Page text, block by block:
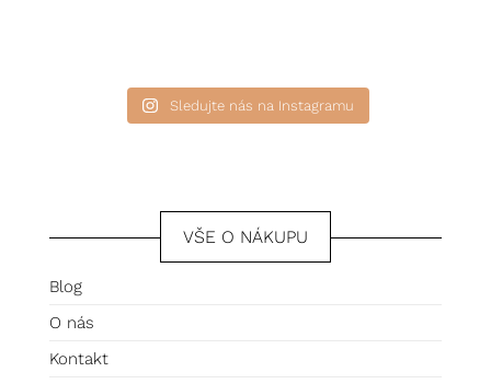
Sledujte nás na Instagramu
VŠE O NÁKUPU
Blog
O nás
Kontakt